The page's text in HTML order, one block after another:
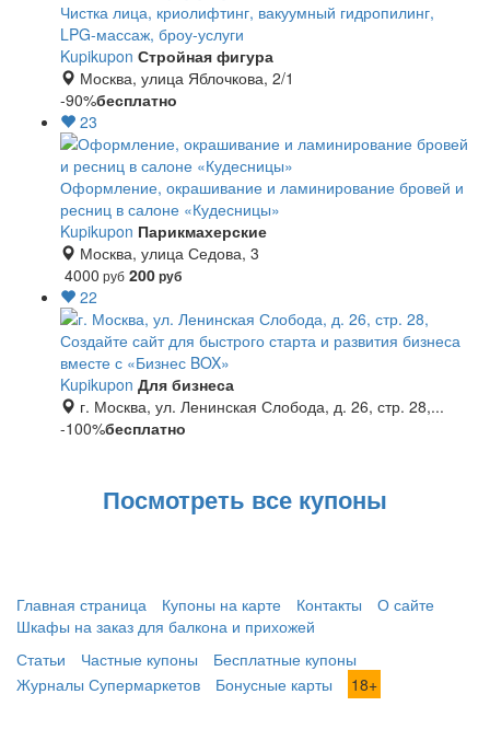
Чистка лица, криолифтинг, вакуумный гидропилинг,
LPG-массаж, броу-услуги
Kupikupon Стройная фигура
Москва, улица Яблочкова, 2/1
-90%бесплатно
23
Оформление, окрашивание и ламинирование бровей и
ресниц в салоне «Кудесницы»
Kupikupon Парикмахерские
Москва, улица Седова, 3
4000 руб 200руб
22
Создайте сайт для быстрого старта и развития бизнеса
вместе с «Бизнес BOX»
Kupikupon Для бизнеса
г. Москва, ул. Ленинская Слобода, д. 26, стр. 28,...
-100%бесплатно
Посмотреть все купоны
Главная страница Купоны на карте Контакты
О сайте
Шкафы на заказ для балкона и прихожей
Статьи
Частные купоны
Бесплатные купоны
Журналы Супермаркетов
Бонусные карты 18+